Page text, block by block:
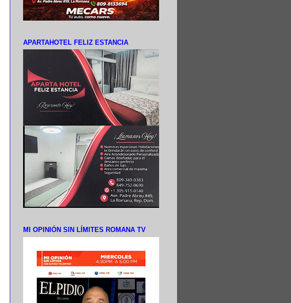
APARTAHOTEL FELIZ ESTANCIA
MI OPINIÓN SIN LÍMITES ROMANA TV